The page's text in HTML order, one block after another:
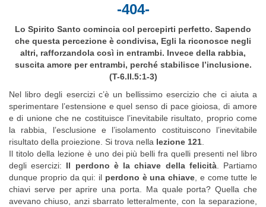
-404-
Lo Spirito Santo comincia col percepirti perfetto. Sapendo
che questa percezione è condivisa, Egli la riconosce negli
altri, rafforzandola così in entrambi. Invece della rabbia,
suscita amore per entrambi, perché stabilisce l’inclusione.
(T-6.II.5:1-3)
Nel libro degli esercizi c’è un bellissimo esercizio che ci aiuta a
sperimentare l’estensione e quel senso di pace gioiosa, di amore
e di unione che ne costituisce l’inevitabile risultato, proprio come
la rabbia, l’esclusione e l’isolamento costituiscono l’inevitabile
risultato della proiezione. Si trova nella lezione 121
Il titolo della lezione è uno dei più belli fra quelli presenti nel libro
degli esercizi: Il perdono è la chiave della felicità. Partiamo
dunque proprio da qui: il perdono è una chiave , e come tutte le
chiavi serve per aprire una porta. Ma quale porta? Quella che
avevano chiuso, anzi sbarrato letteralmente, con la separazione,